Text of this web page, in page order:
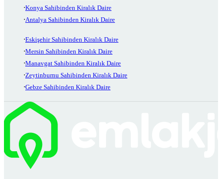
Konya Sahibinden Kiralık Daire
Antalya Sahibinden Kiralık Daire
Eskişehir Sahibinden Kiralık Daire
Mersin Sahibinden Kiralık Daire
Manavgat Sahibinden Kiralık Daire
Zeytinburnu Sahibinden Kiralık Daire
Gebze Sahibinden Kiralık Daire